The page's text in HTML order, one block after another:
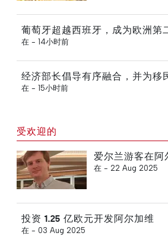
葡萄牙超越西班牙，成为欧洲第
在 - 14小时前
经济部长倡导有序融合，并为移
在 - 15小时前
受欢迎的
爱尔兰游客在阿
在 - 22 Aug 2025
投资 1.25 亿欧元开发阿尔加维
在 - 03 Aug 2025